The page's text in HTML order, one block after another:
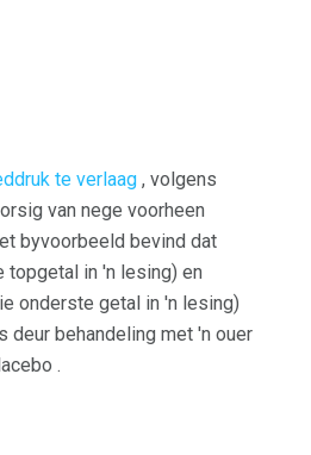
te verlaag , volgens
van nege voorheen
byvoorbeeld bevind dat
in 'n lesing) en
onderste getal in 'n lesing)
behandeling met 'n ouer
.